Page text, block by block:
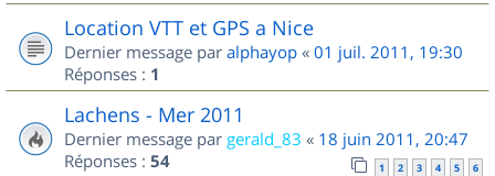
Location VTT et GPS a Nice
Dernier message par alphayop « 01 juil. 2011, 19:30
Réponses : 1
Lachens - Mer 2011
Dernier message par gerald_83 « 18 juin 2011, 20:47
Réponses : 54 1 2 3 4 5 6